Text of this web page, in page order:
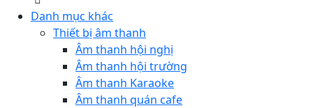
Danh mục khác
Thiết bị âm thanh
Âm thanh hội nghị
Âm thanh hội trường
Âm thanh Karaoke
Âm thanh quán cafe